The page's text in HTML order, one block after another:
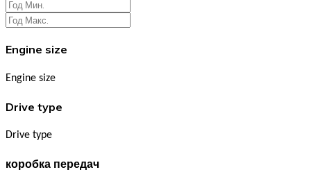
Engine size
Engine size
Drive type
Drive type
коробка передач